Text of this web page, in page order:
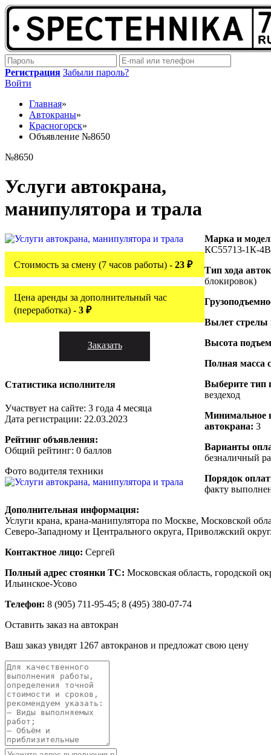
Регистрация Забыли пароль?
Войти
Главная»
Автокраны»
Красногорск»
Объявление №8650
№8650
Услуги автокрана,
манипулятора и трала
Стоимость за смену (7 часов работы) - 23 ₽
Цена аренды за дополнительный час
(переработка) - 3 ₽
Заказать
Статистика исполнителя
Участвует на сайте: 3 года 4 месяца
Дата регистрации: 22.03.2023
Рейтинг объявления:
Общий рейтинг: 0 баллов
Фото водителя техники
Марка и
КС55713-1К-4В
Тип хода
блокировок)
Вылет стрелы
Высота
Полная масса
Выберите тип
вездеход
Минимальное
автокрана: 3
Варианты
безналичный
Порядок
факту
Дополнительная информация:
Услуги крана, крана-манипулятора по Москве, Московской
Северо-Западному и Центрального округа, Приволжский
Контактное лицо: Сергей
Полный адрес стоянки ТС: Московская область, городской
Ильинское-Усово
Телефон: 8 (905) 711-95-45; 8 (495) 380-07-74
Оставить заказ на автокран
Ваш заказ увидят 1267 автокранов и предложат свою цену